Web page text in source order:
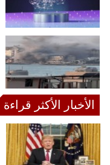
الأخبار الأكثر قراءة